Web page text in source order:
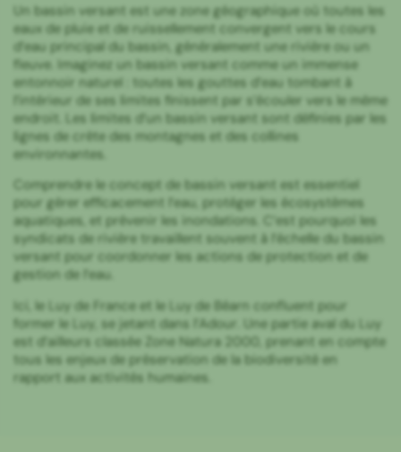
Un bassin versant est une zone géographique où toutes les
eaux de pluie et de ruissellement convergent vers le cours
d’eau principal du bassin, généralement une rivière ou un
fleuve. Imaginez un bassin versant comme un immense
entonnoir naturel : toutes les gouttes d’eau tombant à
l’intérieur de ses limites finissent par s’écouler vers le même
endroit. Les limites d’un bassin versant sont définies par les
lignes de crête des montagnes et des collines
environnantes.
Comprendre le concept de bassin versant est essentiel
pour gérer efficacement l’eau, protéger les écosystèmes
aquatiques, et prévenir les inondations. C’est pourquoi les
syndicats de rivière travaillent souvent à l’échelle du bassin
versant pour coordonner les actions de protection et de
gestion de l’eau.
Ici, le Luy de France et le Luy de Béarn confluent pour
former le Luy, se jetant dans l’Adour. Une partie aval du Luy
est d’ailleurs classée Zone Natura 2000, prenant en compte
tous les enjeux de préservation de la biodiversité en
rapport aux activités humaines.